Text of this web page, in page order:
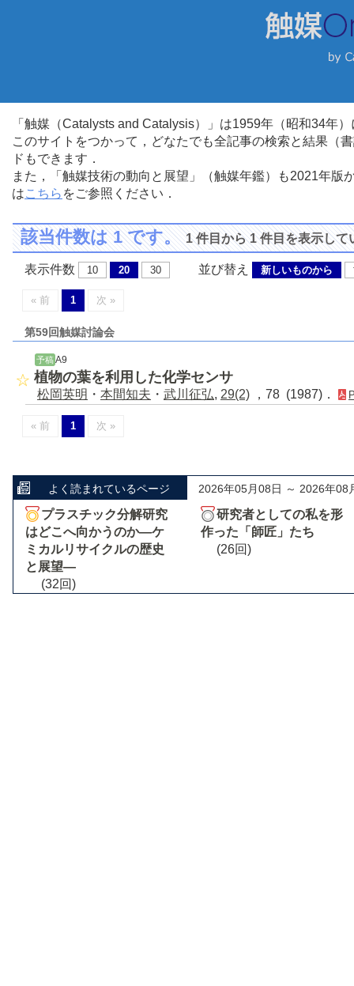
「触媒（Catalysts and Catalysis）」は1959年（昭和34年
このサイトをつかって，どなたでも全記事の検索と結果（
ドもできます．
また，「触媒技術の動向と展望」（触媒年鑑）も2021年
はこちら をご参照ください．
該当件数は 1 です。1 件目から 1 件目を表示して
表示件数 10 20 30 並び替え 新しいものから
« 前 1 次 »
第59回触媒討論会
予稿 A9
植物の葉を利用した化学センサ
松岡英明 ・ 本間知夫 ・ 武川征弘, 29(2) ，78 (1987)．
« 前 1 次 »
よく読まれているページ 2026年05月08日 ～ 2026年08
プラスチック分解研究
はどこへ向かうのか―ケ
ミカルリサイクルの歴史
と展望―
(32回)
研究者としての私を形
作った「師匠」たち
(26回)